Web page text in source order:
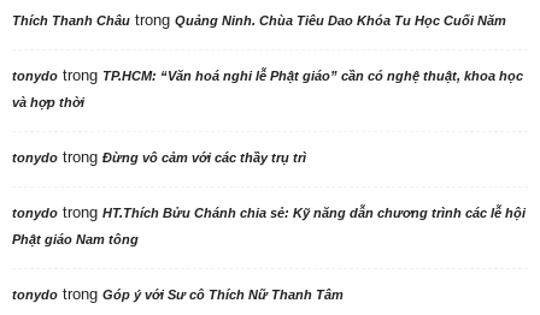
Thích Thanh Châu trong Quảng Ninh. Chùa Tiêu Dao Khóa Tu Học Cuối Năm
tonydo trong TP.HCM: “Văn hoá nghi lễ Phật giáo” cần có nghệ thuật, khoa học
và hợp thời
tonydo trong Đừng vô cảm với các thầy trụ trì
tonydo trong HT.Thích Bửu Chánh chia sẻ: Kỹ năng dẫn chương trình các lễ hội
Phật giáo Nam tông
tonydo trong Góp ý với Sư cô Thích Nữ Thanh Tâm